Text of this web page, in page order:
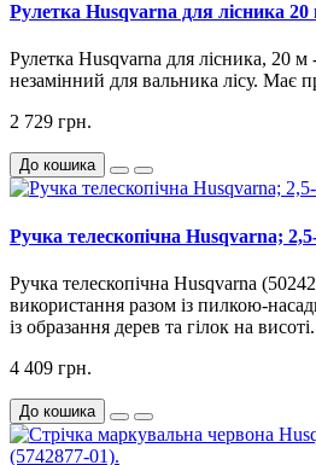
Рулетка Husqvarna для лісника 20
Рулетка Husqvarna для лісника, 20
незамінний для вальника лісу. Має
2 729 грн.
До кошика
Ручка телескопічна Husqvarna;
Ручка телескопічна Husqvarna
використання разом із пилкою-
із образання дерев та гілок на висоті.
4 409 грн.
До кошика